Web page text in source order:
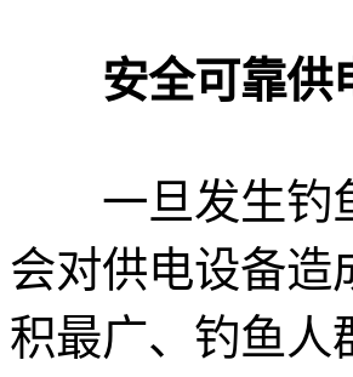
安全可靠供
一旦发生钓鱼
会对供电设备造
积最广、钓鱼人